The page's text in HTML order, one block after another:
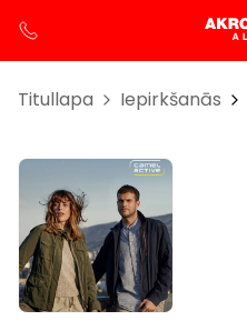
Titullapa Iepirkšanās